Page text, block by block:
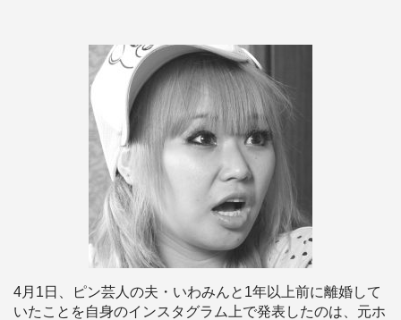
4月1日、ピン芸人の夫・いわみんと1年以上前に離婚して
いたことを自身のインスタグラム上で発表したのは、元ホ